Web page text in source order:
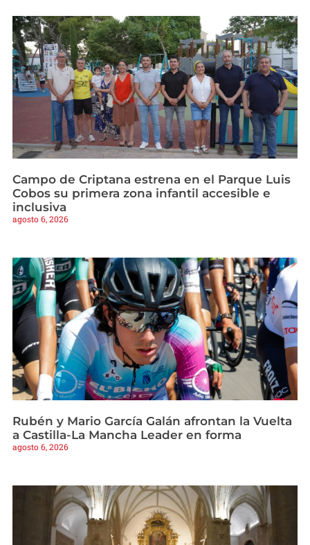
Campo de Criptana estrena en el Parque Luis
Cobos su primera zona infantil accesible e
inclusiva
agosto 6, 2026
Rubén y Mario García Galán afrontan la Vuelta
a Castilla-La Mancha Leader en forma
agosto 6, 2026